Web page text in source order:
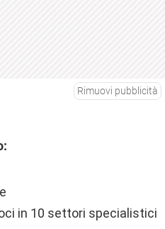
Rimuovi pubblicità
in 10 settori specialistici